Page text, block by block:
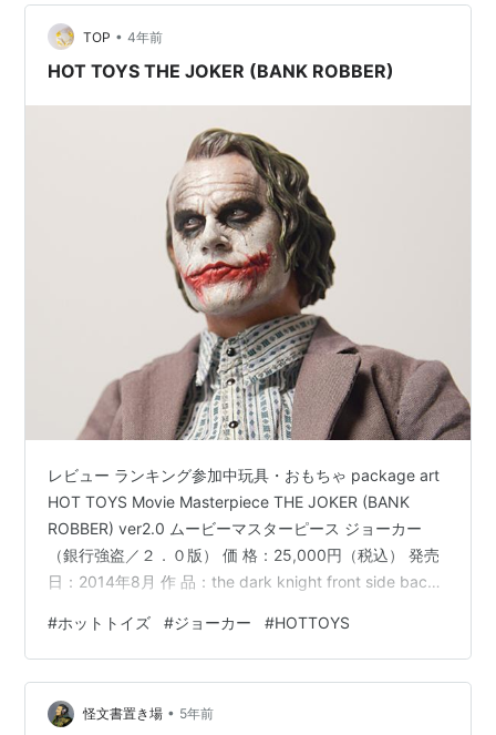
イアンマンがディスプレイされており、アベンジャーズ
展のプラスティック感がある等身大のアイアンマンよ
り、見入ってしまった。 価格が３万円くらいで、めちゃ
TOP • 4年前
HOT TOYS THE JOKER (BANK ROBBER)
レビュー ランキング参加中玩具・おもちゃ package art
HOT TOYS Movie Masterpiece THE JOKER (BANK
ROBBER) ver2.0 ムービーマスターピース ジョーカー
（銀行強盗／２．０版） 価 格：25,000円（税込） 発売
日：2014年8月 作 品：the dark knight front side back
gun accessories bombs duffel bag base action No, no,
no, no, I k…
#ホットトイズ #ジョーカー #HOTTOYS
怪文書置き場 • 5年前